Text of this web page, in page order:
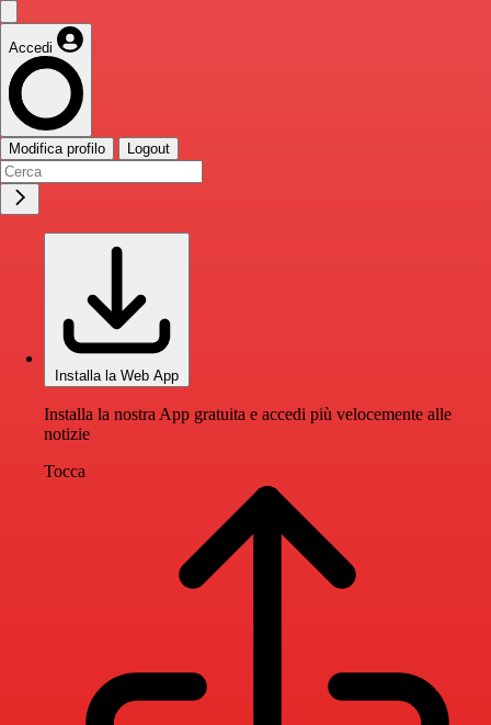
Accedi
Modifica profilo Logout
Installa la Web App
Installa la nostra App gratuita e accedi più velocemente alle
notizie
Tocca